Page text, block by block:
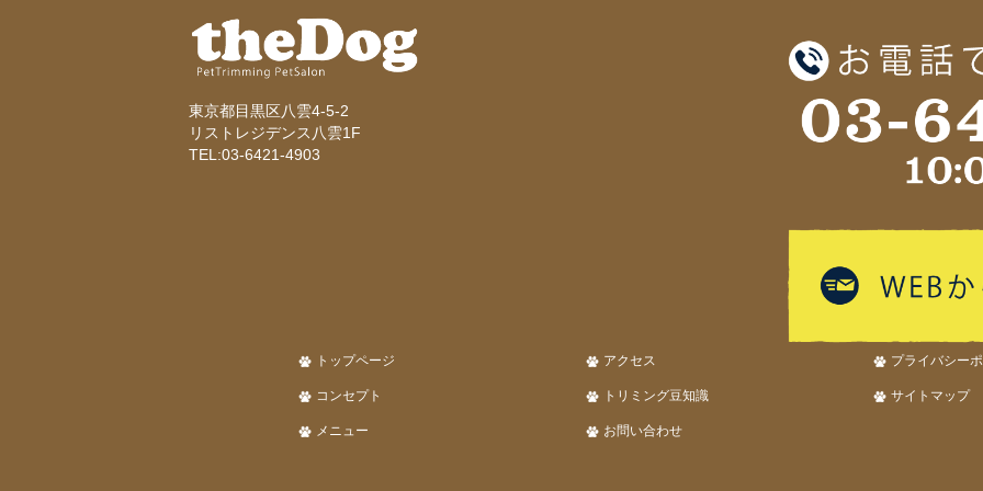
東京都目黒区八雲4-5-2
リストレジデンス八雲1F
TEL:03-6421-4903
トップページ
コンセプト
メニュー
アクセス
トリミング豆知識
お問い合わせ
プライバシー
サイトマップ